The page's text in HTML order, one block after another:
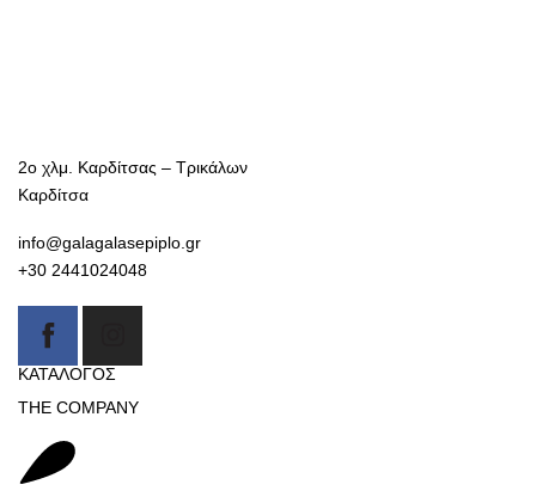
2ο χλμ. Καρδίτσας – Τρικάλων
Καρδίτσα
info@galagalasepiplo.gr
+30 2441024048
ΚΑΤΑΛΟΓΟΣ
Καναπέδες
Βιβλιοθήκες-Συνθέσεις
Κρεβάτια
THE COMPANY
Γαλαγάλας έπιπλο
Η Εταιρία